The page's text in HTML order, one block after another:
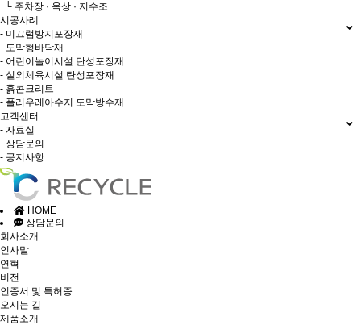
└ 주차장 · 옥상 · 저수조
시공사례
- 미끄럼방지포장재
- 도막형바닥재
- 어린이놀이시설 탄성포장재
- 실외체육시설 탄성포장재
- 흙콘크리트
- 폴리우레아수지 도막방수재
고객센터
- 자료실
- 상담문의
- 공지사항
HOME
상담문의
회사소개
인사말
연혁
비전
인증서 및 특허증
오시는 길
제품소개